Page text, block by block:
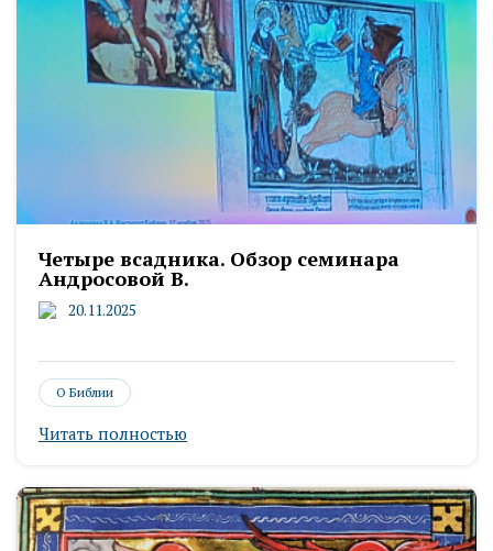
Четыре всадника. Обзор семинара
Андросовой В.
20.11.2025
О Библии
Читать полностью